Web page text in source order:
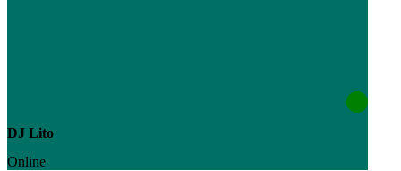
DJ Lito
Online